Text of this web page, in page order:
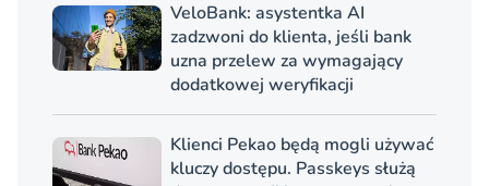
VeloBank: asystentka AI
zadzwoni do klienta, jeśli bank
uzna przelew za wymagający
dodatkowej weryfikacji
Klienci Pekao będą mogli używać
kluczy dostępu. Passkeys służą